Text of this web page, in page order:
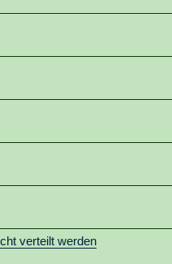
verteilt werden